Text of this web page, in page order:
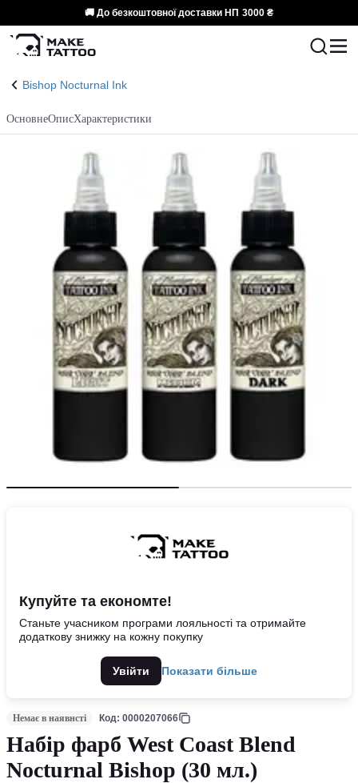
🚚 До безкоштовної доставки НП 3000 ₴
Bishop Nocturnal Ink
ОсновнеОписХарактеристики
Купуйте та економте!
Станьте учасником програми лояльності та отримайте
додаткову знижку на кожну покупку
Увійти Показати більше
Немає в наявнсті Код: 0000207066
Набір фарб West Coast Blend
Nocturnal Bishop (30 мл.)